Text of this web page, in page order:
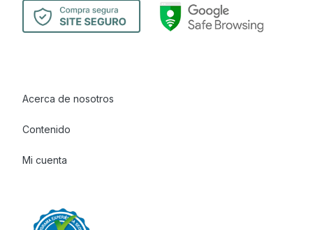
Acerca de nosotros
Contenido
Mi cuenta